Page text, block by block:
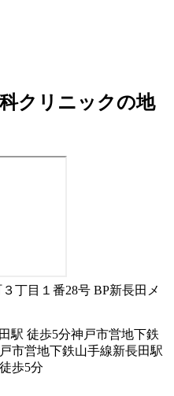
クリニックの地
丁目１番28号 BP新長田メ
駅 徒歩5分神戸市営地下鉄
市営地下鉄山手線新長田駅
徒歩5分